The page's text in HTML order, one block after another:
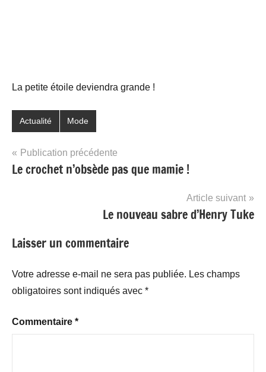
La petite étoile deviendra grande !
Actualité Mode
Navigation
de
Publication précédente
Le crochet n’obsède pas que mamie !
Article suivant
Le nouveau sabre d’Henry Tuke
Laisser un commentaire
Votre adresse e-mail ne sera pas publiée. Les champs
obligatoires sont indiqués avec *
Commentaire *